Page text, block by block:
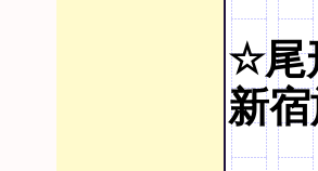
☆尾
新